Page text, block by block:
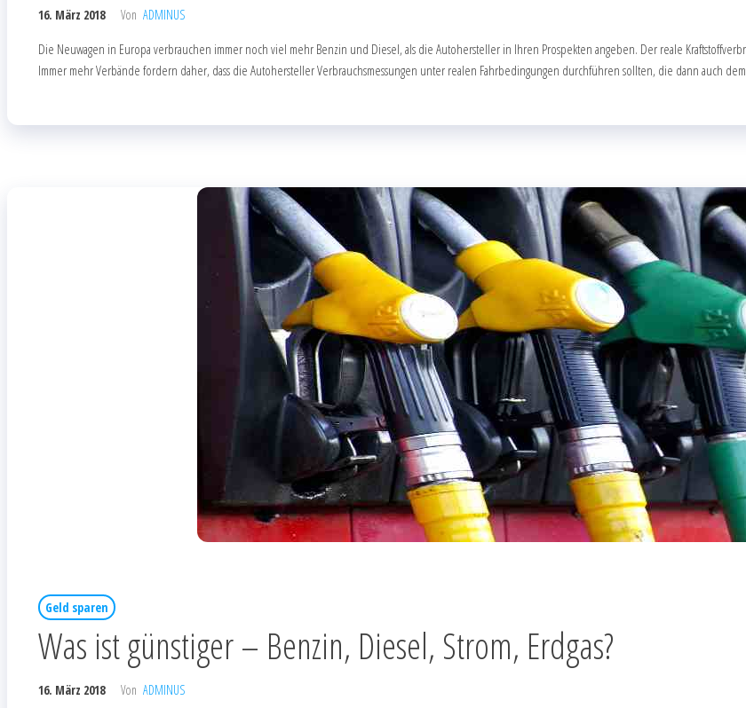
16. März 2018 Von ADMINUS
Die Neuwagen in Europa verbrauchen immer noch viel mehr Benzin und Diesel, als die Autohersteller in Ihren Prospekten angeben. Der reale
Immer mehr Verbände fordern daher, dass die Autohersteller Verbrauchsmessungen unter realen Fahrbedingungen durchführen sollten, die dann auch
Geld sparen
Was ist günstiger – Benzin, Diesel, Strom, Erdgas?
16. März 2018 Von ADMINUS